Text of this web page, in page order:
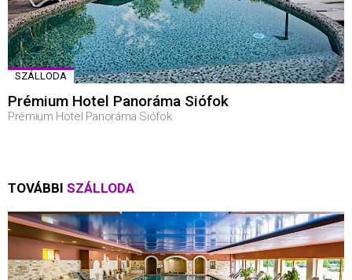
SZÁLLODA
Prémium Hotel Panoráma Siófok
Prémium Hotel Panoráma Siófok
TOVÁBBI SZÁLLODA